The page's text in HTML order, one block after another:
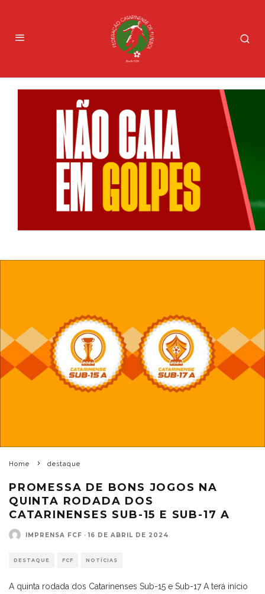
Home destaque
PROMESSA DE BONS JOGOS NA
QUINTA RODADA DOS
CATARINENSES SUB-15 E SUB-17 A
IMPRENSA FCF · 16 DE ABRIL DE 2024
DESTAQUE FCF NOTÍCIAS
A quinta rodada dos Catarinenses Sub-15 e Sub-17 A terá início